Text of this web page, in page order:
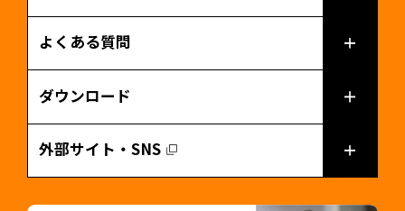
よくある質問
ダウンロード
外部サイト・SNS